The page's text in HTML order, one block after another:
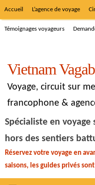
Accueil L’agence de voyage
Témoignages voyageurs
Vietnam
Voyage, circuit sur
francophone &
Spécialiste en
hors des sentiers
Réservez votre voyage en
saisons, les guides privés